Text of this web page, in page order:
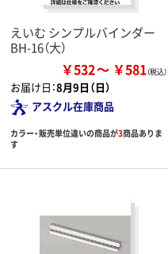
えいむ シンプルバインダー
BH-16（大）
￥532 ￥581
お届け日：8月9日（日）
アスクル在庫商品
カラー・販売単位違いの商品が3商品ありま
す